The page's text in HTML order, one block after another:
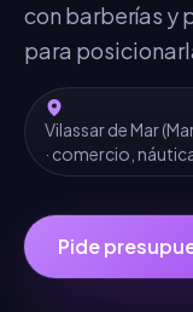
con barberías y
para
Vilassar de Mar(
· comercio,
Pide